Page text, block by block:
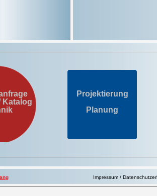
Katalog
Projektierung
Planung
Impressum /